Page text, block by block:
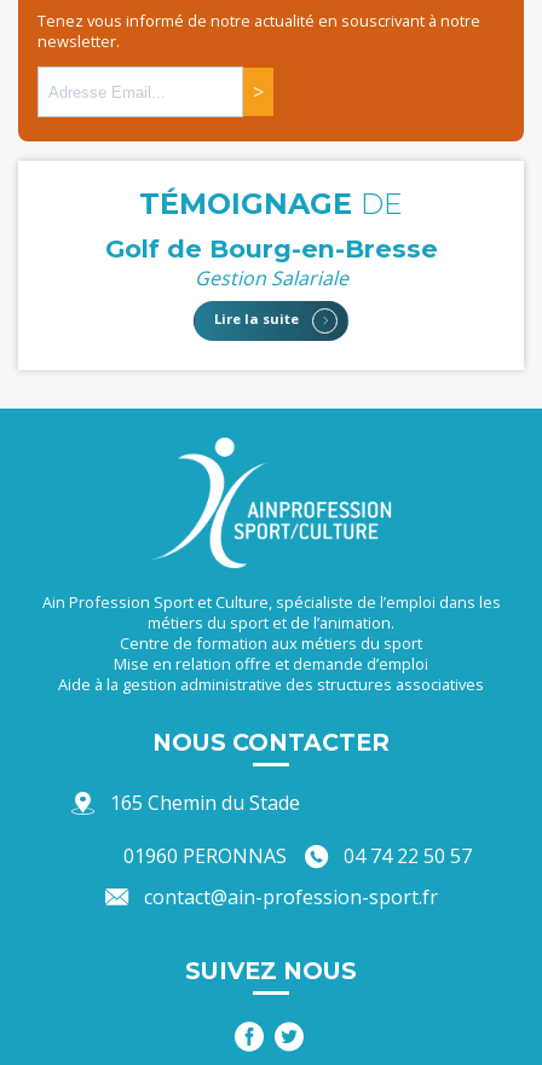
Tenez vous informé de notre actualité en souscrivant à notre
newsletter.
>
TÉMOIGNAGE DE
Golf de Bourg-en-Bresse
Gestion Salariale
Lire la suite
Ain Profession Sport et Culture, spécialiste de l’emploi dans les
métiers du sport et de l’animation.
Centre de formation aux métiers du sport
Mise en relation offre et demande d’emploi
Aide à la gestion administrative des structures associatives
NOUS CONTACTER
165 Chemin du Stade
01960 PERONNAS
04 74 22 50 57
contact@ain-profession-sport.fr
SUIVEZ NOUS